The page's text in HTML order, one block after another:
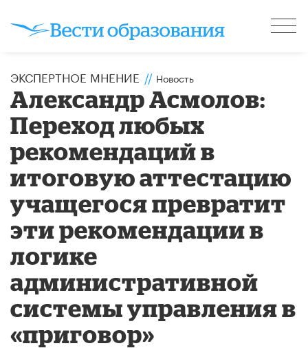
ЭКСПЕРТНОЕ МНЕНИЕ // Новость
Александр Асмолов:
Переход любых
рекомендаций в
итоговую аттестацию
учащегося превратит
эти рекомендации в
логике
административной
системы управления в
«приговор»